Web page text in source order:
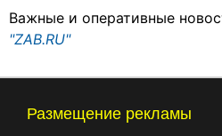
Важные и оперативные
"ZAB.RU"
Размещение рекламы